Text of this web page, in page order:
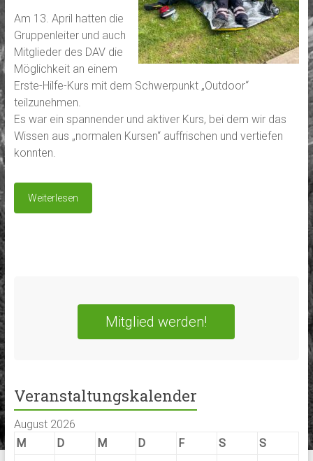
Am 13. April hatten die
Gruppenleiter und auch
Mitglieder des DAV die
Möglichkeit an einem
Erste-Hilfe-Kurs mit dem Schwerpunkt „Outdoor“
teilzunehmen.
Es war ein spannender und aktiver Kurs, bei dem wir das
Wissen aus „normalen Kursen“ auffrischen und vertiefen
konnten.
Weiterlesen
Mitglied werden!
Veranstaltungskalender
August 2026
M
D M D F S
S